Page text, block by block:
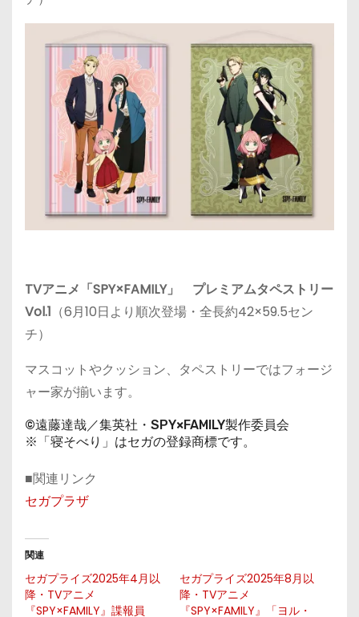
TVアニメ「SPY×FAMILY」 プレミアムタペストリー
Vol.1 （6月10日より順次登場・全長約42×59.5セン
チ）
マスコットやクッション、タペストリーではフォージ
ャー家が揃います。
©遠藤達哉／集英社・SPY×FAMILY製作委員会
※「寝そべり」はセガの登録商標です。
■関連リンク
セガプラザ
関連
セガプライズ2025年4月以
降・TVアニメ
『SPY×FAMILY』諜報員
セガプライズ2025年8月以
降・TVアニメ
『SPY×FAMILY』「ヨル・